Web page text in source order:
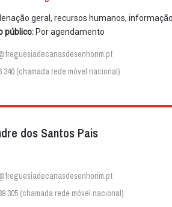
geral, recursos humanos,
público: Por agendamento
340 (chamada rede móvel nacional)
dos Santos Pais
305 (chamada rede móvel nacional)